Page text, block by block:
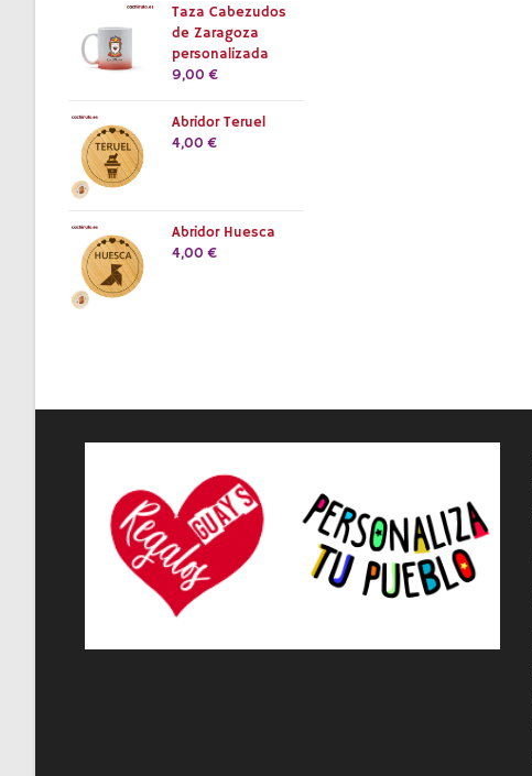
Taza Cabezudos
de Zaragoza
personalizada
9,00 €
Abridor Teruel
4,00 €
Abridor Huesca
4,00 €